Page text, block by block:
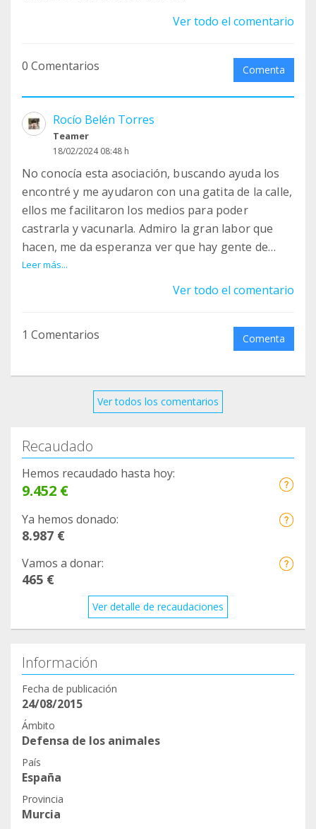
Ver todo el comentario
0 Comentarios Comenta
Rocío Belén Torres
Teamer
18/02/2024 08:48 h
No conocía esta asociación, buscando ayuda los
encontré y me ayudaron con una gatita de la calle,
ellos me facilitaron los medios para poder
castrarla y vacunarla. Admiro la gran labor que
hacen, me da esperanza ver que hay gente de
gran corazón que ayuda a los animalitos de la
calle. Me he unido al teaming para aportar mi
Leer más...
Ver todo el comentario
1 Comentarios Comenta
Ver todos los comentarios
Recaudado
Hemos recaudado hasta hoy:
9.452 €
Ya hemos donado:
8.987 €
Vamos a donar:
465 €
Ver detalle de recaudaciones
Información
Fecha de publicación
24/08/2015
Ámbito
Defensa de los animales
País
España
Provincia
Murcia